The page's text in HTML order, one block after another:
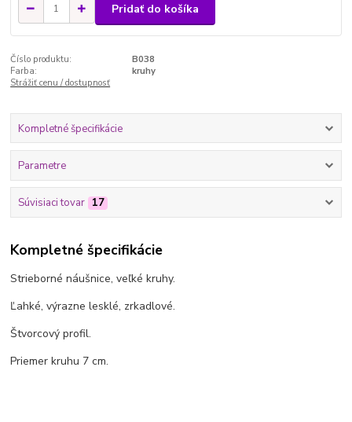
Pridať do košíka
Číslo produktu:
B038
Farba:
kruhy
Strážiť cenu / dostupnosť
Kompletné špecifikácie
Parametre
Súvisiaci tovar 17
Kompletné špecifikácie
Strieborné náušnice, veľké kruhy.
Ľahké, výrazne lesklé, zrkadlové.
Štvorcový profil.
Priemer kruhu 7 cm.